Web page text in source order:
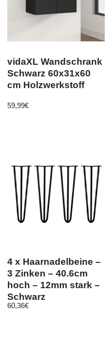
vidaXL Wandschrank
Schwarz 60x31x60
cm Holzwerkstoff
59,99€
4 x Haarnadelbeine –
3 Zinken – 40.6cm
hoch – 12mm stark –
Schwarz
60,36€